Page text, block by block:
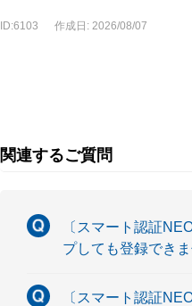
ID:6103 作成日: 2026/08/07
関連するご質問
〔スマート認証
プしても登録できま
〔スマート認証